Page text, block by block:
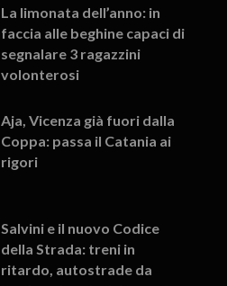
La limonata dell’anno: in
faccia alle beghine capaci di
segnalare 3 ragazzini
volonterosi
Aja, Vicenza già fuori dalla
Coppa: passa il Catania ai
rigori
Salvini e il nuovo Codice
della Strada: treni in
ritardo, autostrade da